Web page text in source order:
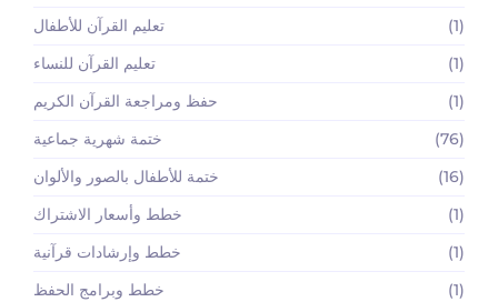
تعليم القرآن للأطفال
(1)
تعليم القرآن للنساء
(1)
حفظ ومراجعة القرآن الكريم
(1)
ختمة شهرية جماعية
(76)
ختمة للأطفال بالصور والألوان
(16)
خطط وأسعار الاشتراك
(1)
خطط وإرشادات قرآنية
(1)
خطط وبرامج الحفظ
(1)